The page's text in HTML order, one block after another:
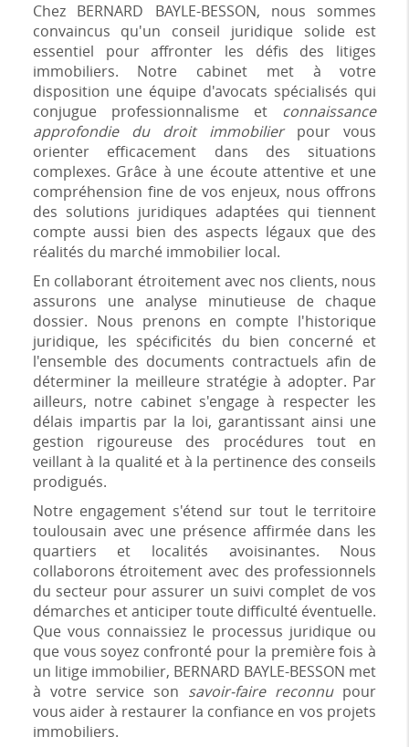
Chez BERNARD BAYLE-BESSON, nous sommes
convaincus qu'un conseil juridique solide est
essentiel pour affronter les défis des litiges
immobiliers. Notre cabinet met à votre
disposition une équipe d'avocats spécialisés qui
conjugue professionnalisme et connaissance
approfondie du droit immobilierpour vous
orienter efficacement dans des situations
complexes. Grâce à une écoute attentive et une
compréhension fine de vos enjeux, nous offrons
des solutions juridiques adaptées qui tiennent
compte aussi bien des aspects légaux que des
réalités du marché immobilier local.
En collaborant étroitement avec nos clients, nous
assurons une analyse minutieuse de chaque
dossier. Nous prenons en compte l'historique
juridique, les spécificités du bien concerné et
l'ensemble des documents contractuels afin de
déterminer la meilleure stratégie à adopter. Par
ailleurs, notre cabinet s'engage à respecter les
délais impartis par la loi, garantissant ainsi une
gestion rigoureuse des procédures tout en
veillant à la qualité et à la pertinence des conseils
prodigués.
Notre engagement s'étend sur tout le territoire
toulousain avec une présence affirmée dans les
quartiers et localités avoisinantes. Nous
collaborons étroitement avec des professionnels
du secteur pour assurer un suivi complet de vos
démarches et anticiper toute difficulté éventuelle.
Que vous connaissiez le processus juridique ou
que vous soyez confronté pour la première fois à
un litige immobilier, BERNARD BAYLE-BESSON met
à votre service son savoir-faire reconnupour
vous aider à restaurer la confiance en vos projets
immobiliers.